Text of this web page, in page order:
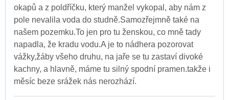
okapů a z poldříčku, který manžel vykopal, aby nám z
pole nevalila voda do studně.Samozřejmně také na
našem pozemku.To jen pro tu ženskou, co mně tady
napadla, že kradu vodu.A je to nádhera pozorovat
vážky,žáby všeho druhu, na jaře se tu zastaví divoké
kachny, a hlavně, máme tu silný spodní pramen.takže i
měsíc beze srážek nás nerozhází.